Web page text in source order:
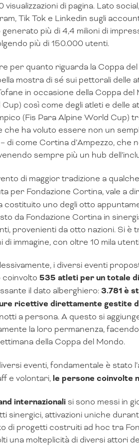
visualizzazioni di pagina. Lato
Tik Tok e Linkedin sugli
generato più di 4,4 milioni di
più di 150.000 utenti.
per quanto riguarda la Coppa
mostra di sé sui pettorali delle
in occasione della Coppa
così come degli atleti e delle
(Fis Para Alpine World Cup)
che ha voluto essere non un
di come Cortina d’Ampezzo, che
sempre più un hub
di maggior tradizione a
per Fondazione Cortina, vale a
costituito uno degli otto
da Fondazione Cortina in
provenienti da otto nazioni. Si è
di immagine, con oltre 10 mila
i diversi eventi
coinvolto 535 atleti per un totale di
il dato alberghiero:3.781 è
ricettive direttamente gestite
a persona. A questo si
la loro permanenza,
della Coppa del Mondo.
eventi, fondamentale è stato
e volontari,le persone coinvolte
internazionalisi sono messi in
sinergici, attivazioni uniche
di progetti costruiti ad hoc tra
una molteplicità di diversi attori